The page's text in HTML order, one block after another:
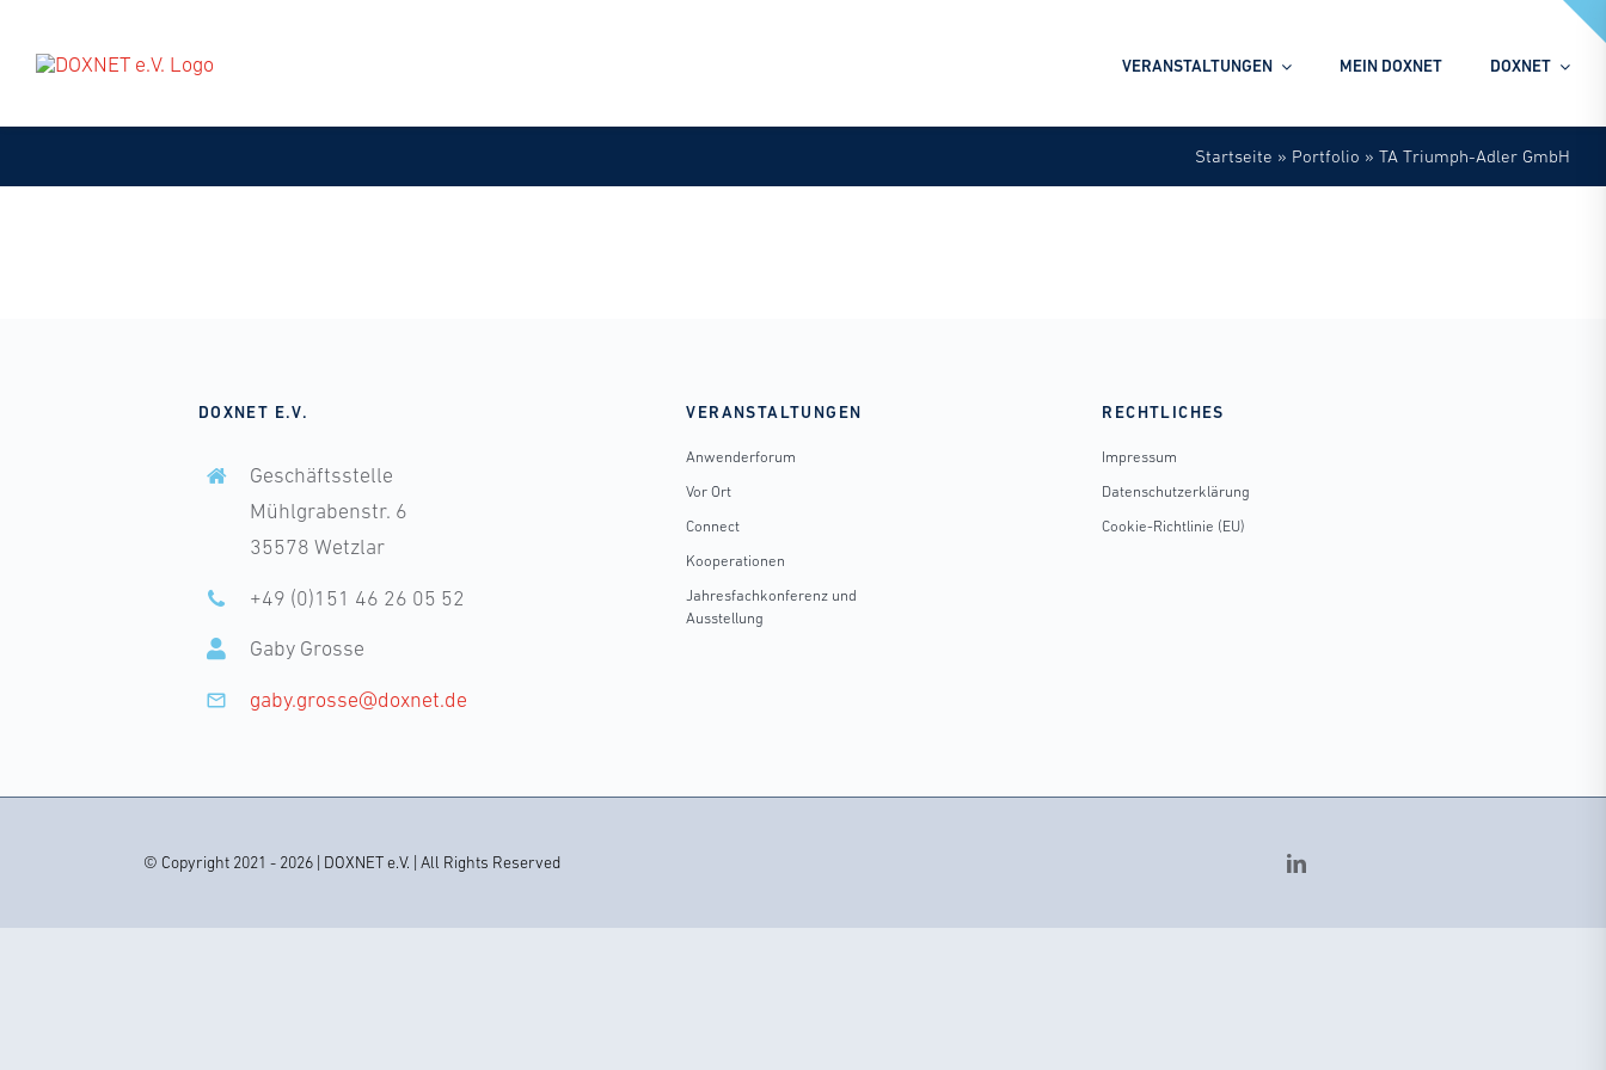
springen
VERANSTALTUNGEN MEIN DOXNET DOXNET
Startseite » Portfolio » TA Triumph-Adler GmbH
DOXNET E.V.
Geschäftsstelle
Mühlgrabenstr. 6
35578 Wetzlar
+49 (0)151 46 26 05 52
Gaby Grosse
gaby.grosse@doxnet.de
VERANSTALTUNGEN
Anwenderforum
Vor Ort
Connect
Kooperationen
Jahresfachkonferenz und
Ausstellung
RECHTLICHES
Impressum
Datenschutzerklärung
Cookie-Richtlinie (EU)
© Copyright 2021 - 2026 | DOXNET e.V. | All Rights Reserved